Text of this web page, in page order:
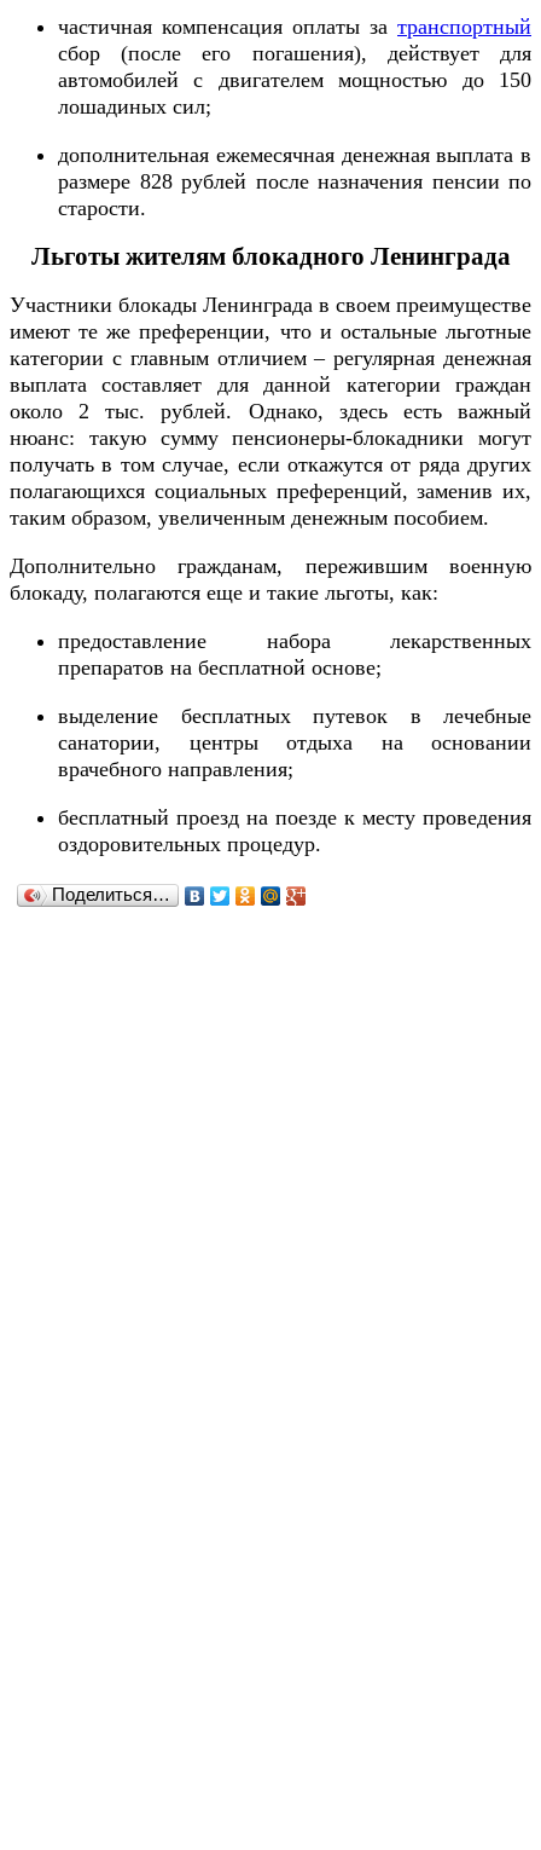
частичная компенсация оплаты за транспортный
сбор (после его погашения), действует для
автомобилей с двигателем мощностью до 150
лошадиных сил;
дополнительная ежемесячная денежная выплата в
размере 828 рублей после назначения пенсии по
старости.
Льготы жителям блокадного Ленинграда
Участники блокады Ленинграда в своем преимуществе
имеют те же преференции, что и остальные льготные
категории с главным отличием – регулярная денежная
выплата составляет для данной категории граждан
около 2 тыс. рублей. Однако, здесь есть важный
нюанс: такую сумму пенсионеры-блокадники могут
получать в том случае, если откажутся от ряда других
полагающихся социальных преференций, заменив их,
таким образом, увеличенным денежным пособием.
Дополнительно гражданам, пережившим военную
блокаду, полагаются еще и такие льготы, как:
предоставление набора лекарственных
препаратов на бесплатной основе;
выделение бесплатных путевок в лечебные
санатории, центры отдыха на основании
врачебного направления;
бесплатный проезд на поезде к месту проведения
оздоровительных процедур.
Поделиться…